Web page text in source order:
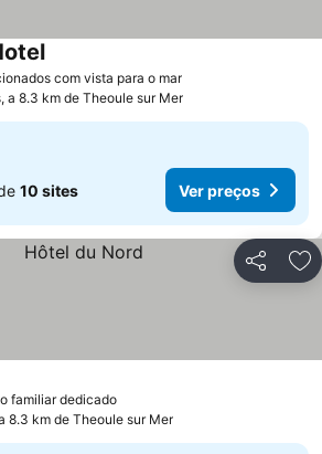
com vista para o mar
a 8.3 km de Theoule sur Mer
10 sites Ver preços
Partilhar
familiar dedicado
8.3 km de Theoule sur Mer